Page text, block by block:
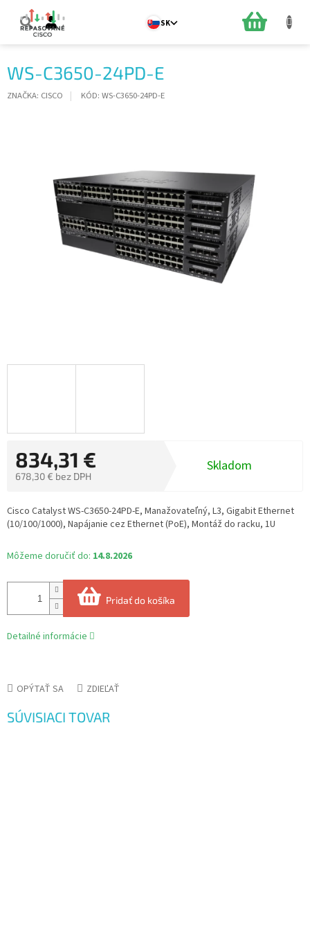
obsah
SK
WS-C3650-24PD-E
ZNAČKA: CISCO KÓD: WS-C3650-24PD-E
834,31 €
678,30 € bez DPH
cena:
Skladom
Môžeme doručiť do: 14.8.2026
Pridať do košíka
Cisco Catalyst WS-C3650-24PD-E, Manažovateľný, L3, Gigabit Ethernet
(10/100/1000), Napájanie cez Ethernet (PoE), Montáž do racku, 1U
Detailné informácie
OPÝTAŤ SA ZDIEĽAŤ
SÚVISIACI TOVAR